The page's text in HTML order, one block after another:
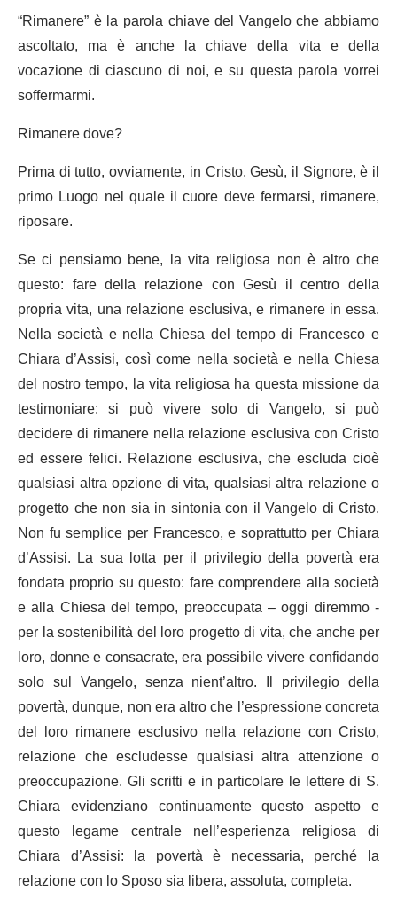
“Rimanere” è la parola chiave del Vangelo che abbiamo
ascoltato, ma è anche la chiave della vita e della
vocazione di ciascuno di noi, e su questa parola vorrei
soffermarmi.
Rimanere dove?
Prima di tutto, ovviamente, in Cristo. Gesù, il Signore, è il
primo Luogo nel quale il cuore deve fermarsi, rimanere,
riposare.
Se ci pensiamo bene, la vita religiosa non è altro che
questo: fare della relazione con Gesù il centro della
propria vita, una relazione esclusiva, e rimanere in essa.
Nella società e nella Chiesa del tempo di Francesco e
Chiara d’Assisi, così come nella società e nella Chiesa
del nostro tempo, la vita religiosa ha questa missione da
testimoniare: si può vivere solo di Vangelo, si può
decidere di rimanere nella relazione esclusiva con Cristo
ed essere felici. Relazione esclusiva, che escluda cioè
qualsiasi altra opzione di vita, qualsiasi altra relazione o
progetto che non sia in sintonia con il Vangelo di Cristo.
Non fu semplice per Francesco, e soprattutto per Chiara
d’Assisi. La sua lotta per il privilegio della povertà era
fondata proprio su questo: fare comprendere alla società
e alla Chiesa del tempo, preoccupata – oggi diremmo -
per la sostenibilità del loro progetto di vita, che anche per
loro, donne e consacrate, era possibile vivere confidando
solo sul Vangelo, senza nient’altro. Il privilegio della
povertà, dunque, non era altro che l’espressione concreta
del loro rimanere esclusivo nella relazione con Cristo,
relazione che escludesse qualsiasi altra attenzione o
preoccupazione. Gli scritti e in particolare le lettere di S.
Chiara evidenziano continuamente questo aspetto e
questo legame centrale nell’esperienza religiosa di
Chiara d’Assisi: la povertà è necessaria, perché la
relazione con lo Sposo sia libera, assoluta, completa.